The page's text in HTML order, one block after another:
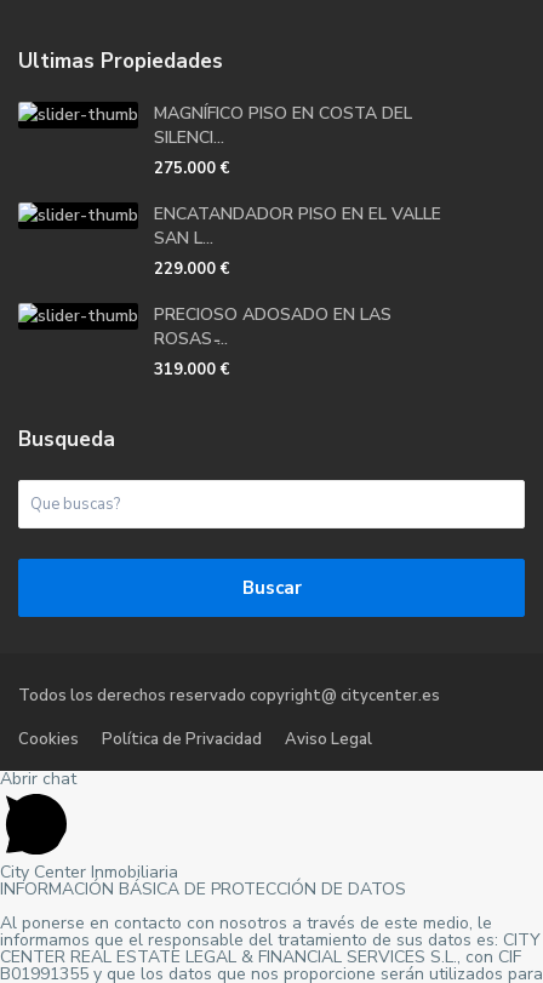
Ultimas Propiedades
MAGNÍFICO PISO EN COSTA DEL
SILENCI...
275.000 €
ENCATANDADOR PISO EN EL VALLE
SAN L...
229.000 €
PRECIOSO ADOSADO EN LAS
ROSAS ̵...
319.000 €
Busqueda
Buscar
Todos los derechos reservado copyright@ citycenter.es
Cookies
Política de Privacidad Aviso Legal
Abrir chat
City Center Inmobiliaria
INFORMACIÓN BÁSICA DE PROTECCIÓN DE DATOS
Al ponerse en contacto con nosotros a través de este medio, le
informamos que el responsable del tratamiento de sus datos es: CITY
CENTER REAL ESTATE LEGAL & FINANCIAL SERVICES S.L., con CIF
B01991355 y que los datos que nos proporcione serán utilizados para